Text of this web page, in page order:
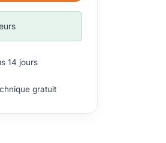
14 jours
gratuit